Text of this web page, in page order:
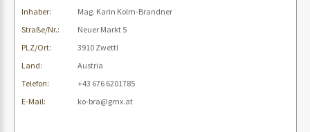
Inhaber:
Mag. Karin Kolm-Brandner
Straße/Nr.:
Neuer Markt 5
PLZ/Ort:
3910 Zwettl
Land:
Austria
Telefon:
+43 676 6201785
E-Mail:
ko-bra@gmx.at